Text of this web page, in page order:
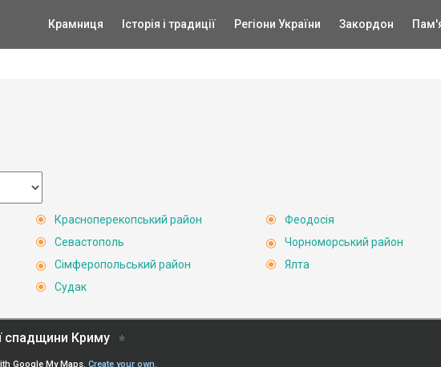
Крамниця Історія і традиції Регіони України Закордон
Красноперекопський район
Севастополь
Сімферопольський район
Судак
Феодосія
Чорноморський район
Ялта